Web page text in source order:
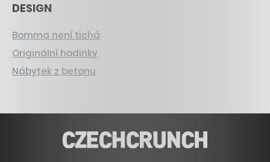
DESIGN
Bomma není tichá
Originální hodinky
Nábytek z betonu